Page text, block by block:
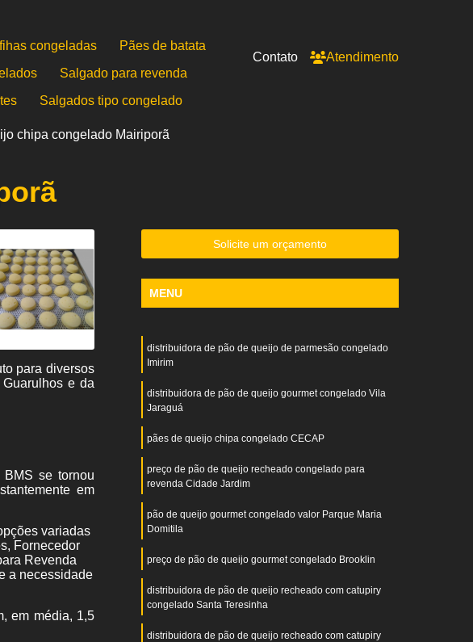
congeladas
Pães de batata
Salgado para revenda
Salgados tipo congelado
Contato Atendimento
chipa congelado Mairiporã
para diversos
e da
se tornou
em
variadas
Fornecedor
Revenda
a necessidade
em média, 1,5
Solicite um orçamento
MENU
distribuidora de pão de queijo de parmesão congelado
Imirim
distribuidora de pão de queijo gourmet congelado Vila
Jaraguá
pães de queijo chipa congelado CECAP
preço de pão de queijo recheado congelado para
revenda Cidade Jardim
pão de queijo gourmet congelado valor Parque Maria
Domitila
preço de pão de queijo gourmet congelado Brooklin
distribuidora de pão de queijo recheado com catupiry
congelado Santa Teresinha
distribuidora de pão de queijo recheado com catupiry